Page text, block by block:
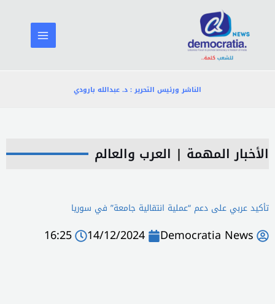
المحتوى
الناشر ورئيس التحرير : د. عبدالله بارودي
الأخبار المهمة | العرب والعالم
تأكيد عربي على دعم “عملية انتقالية جامعة” في سوريا
Democratia News
14/12/2024
16:25